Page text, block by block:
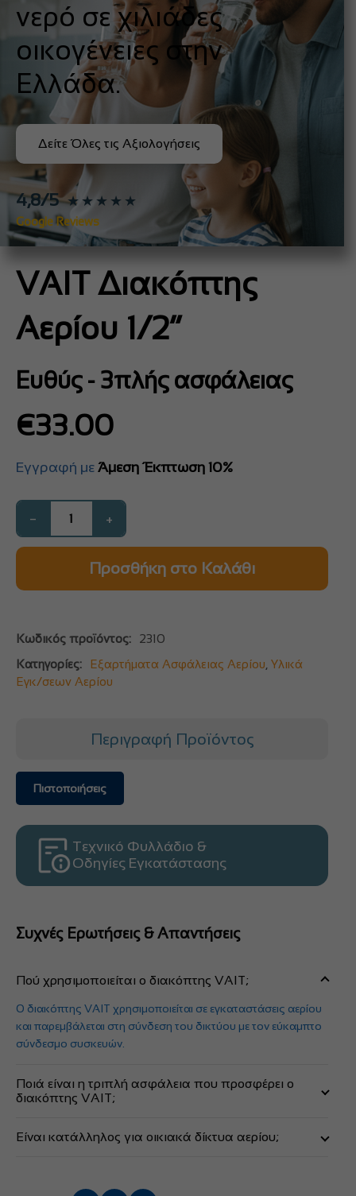
νερό σε χιλιάδες
οικογένειες στην
Ελλάδα.
Δείτε Όλες τις Αξιολογήσεις
4,8/5 ★★★★★
Google Reviews
VAIT Διακόπτης
Αερίου 1/2”
Eυθύς - 3πλής ασφάλειας
€33.00
Εγγραφή με Άμεση Έκπτωση 10%
− +
Προσθήκη στο Καλάθι
Κωδικός προϊόντος:
2310
Κατηγορίες:
Εξαρτήματα Ασφάλειας Αερίου Υλικά
Εγκ/σεων Αερίου
Περιγραφή Προϊόντος
Πιστοποιήσεις
Τεχνικό Φυλλάδιο &
Οδηγίες Εγκατάστασης
Συχνές Ερωτήσεις & Απαντήσεις
Πού χρησιμοποιείται ο διακόπτης VAIT;
Ο διακόπτης VAIT χρησιμοποιείται σε εγκαταστάσεις αερίου
και παρεμβάλεται στη σύνδεση του δικτύου με τον εύκαμπτο
σύνδεσμο συσκευών.
Ποιά είναι η τριπλή ασφάλεια που προσφέρει ο
διακόπτης VAIT;
πυρκαγιάς και έναντι υπερβολικής ροής προς την συσκευή.
Είναι κατάλληλος για οικιακά δίκτυα αερίου;